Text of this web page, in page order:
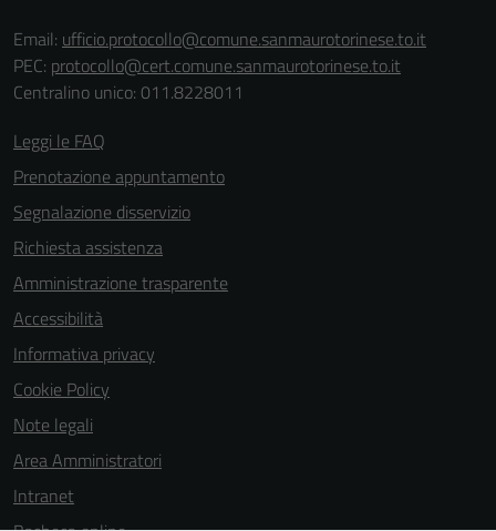
Email: ufficio.protocollo@comune.sanmaurotorinese.to.it
PEC: protocollo@cert.comune.sanmaurotorinese.to.it
Centralino unico: 011.8228011
Leggi le FAQ
Prenotazione appuntamento
Segnalazione disservizio
Richiesta assistenza
Amministrazione trasparente
Accessibilità
Informativa privacy
Cookie Policy
Note legali
Area Amministratori
Intranet